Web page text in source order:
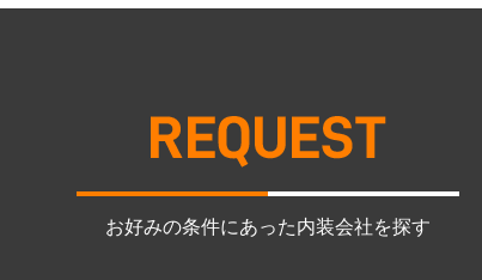
お好みの条件にあった内装会社を探す